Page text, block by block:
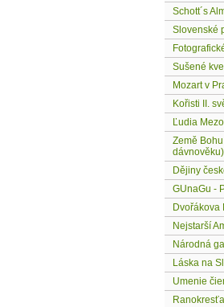
Schott´s
Slovenské
Sušené
Mozart v
Kořisti II.
Ľudia
Země
dávnověku)
Dějiny
GUnaGu -
Dvořákova
Nejstarší
Národná
Láska na
Umenie